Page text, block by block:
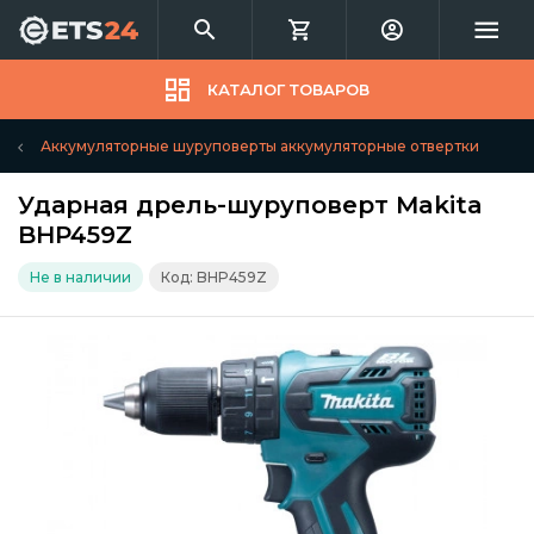
КАТАЛОГ ТОВАРОВ
Аккумуляторные шуруповерты аккумуляторные отвертки
Ударная дрель-шуруповерт Makita
BHP459Z
Не в наличии Код: BHP459Z